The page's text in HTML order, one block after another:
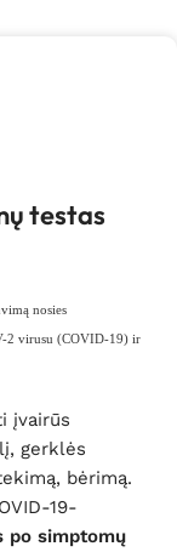
testas
nosies
2 virusu (COVID-19) ir
įvairūs
gerklės
bėrimą.
19-
po simptomų